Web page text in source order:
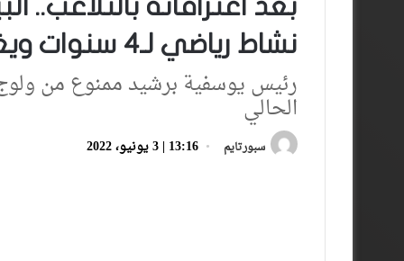
بعد اعترافاته
نشاط رياضي لـ4 سنوات ويغرم بـ150 ألف درهما
رئيس يوسفية برشيد ممنوع من
الحالي
سبورتايم 13:16 | 3 يونيو، 2022